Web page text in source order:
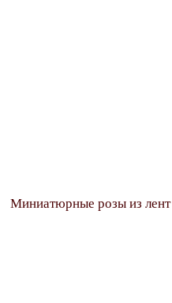
Миниатюрные розы из лент